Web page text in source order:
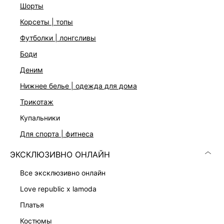
шорты
корсеты | топы
футболки | лонгсливы
боди
деним
нижнее белье | одежда для дома
трикотаж
купальники
для спорта | фитнеса
ЭКСКЛЮЗИВНО ОНЛАЙН
все эксклюзивно онлайн
love republic x lamoda
платья
костюмы
Скачать
в AppStore
КАТАЛОГ
КЛИЕНТАМ
ЛИЧНЫЙ КАБИНЕТ